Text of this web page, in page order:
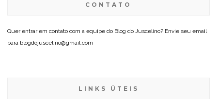
CONTATO
Quer entrar em contato com a equipe do Blog do Juscelino? Envie seu email
para blogdojuscelino@gmail.com
LINKS ÚTEIS